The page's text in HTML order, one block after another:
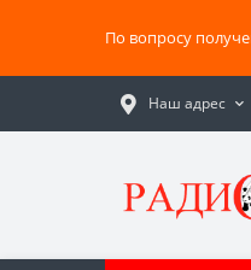
По вопросу
Наш адрес